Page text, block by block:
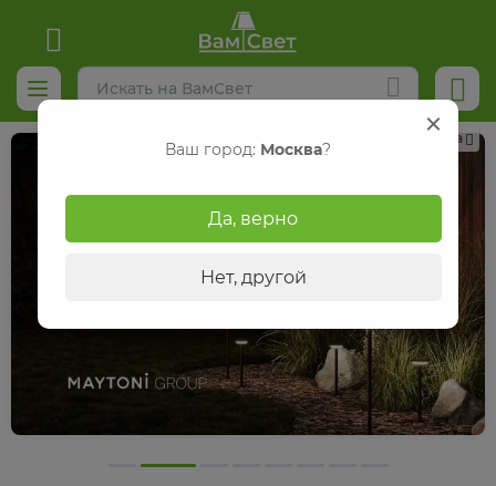
Реклама
Ваш город: Москва?
Да, верно
Нет, другой